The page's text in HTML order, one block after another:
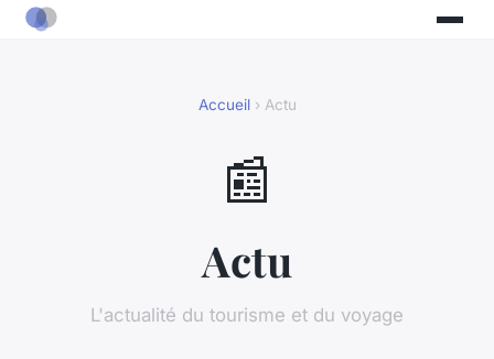
Accueil› Actu
📰
Actu
L'actualité du tourisme et du voyage